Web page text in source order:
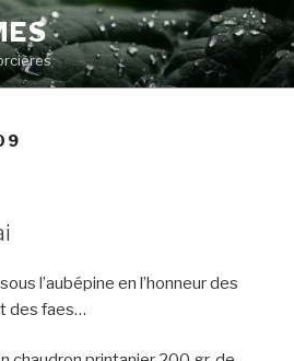
l’aubépine en l’honneur des
des faes…